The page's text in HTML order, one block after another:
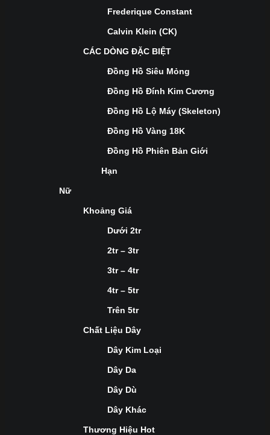
Frederique Constant
Calvin Klein (CK)
CÁC DÒNG ĐẶC BIỆT
Đồng Hồ Siêu Mỏng
Đồng Hồ Đính Kim Cương
Đồng Hồ Lộ Máy (Skeleton)
Đồng Hồ Vàng 18K
Đồng Hồ Phiên Bản Giới
Hạn
Nữ
Khoảng Giá
Dưới 2tr
2tr – 3tr
3tr – 4tr
4tr – 5tr
Trên 5tr
Chất Liệu Dây
Dây Kim Loại
Dây Da
Dây Dù
Dây Khác
Thương Hiệu Hot